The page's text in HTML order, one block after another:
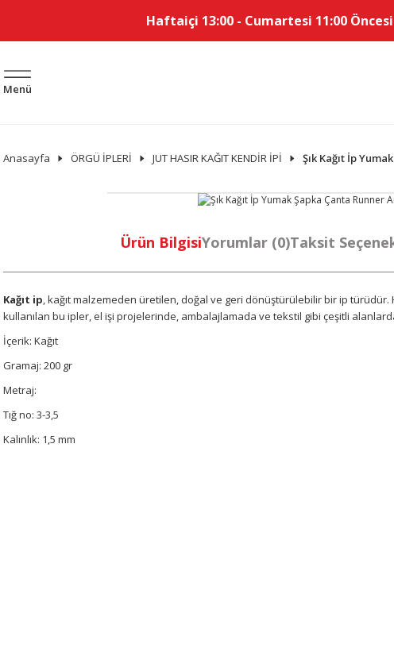
Haftaiçi 13:00 - Cumartesi 11:00
Menü
Anasayfa ÖRGÜ İPLERİ JUT HASIR KAĞIT KENDİR İPİ Şık Kağıt İp
Ürün BilgisiYorumlar (0)Taksit
Kağıt ip, kağıt malzemeden üretilen, doğal ve geri dönüştürülebilir bir ip
kullanılan bu ipler, el işi projelerinde, ambalajlamada ve tekstil gibi çeşitli
İçerik: Kağıt
Gramaj: 200 gr
Metraj:
Tığ no: 3-3,5
Kalınlık: 1,5 mm